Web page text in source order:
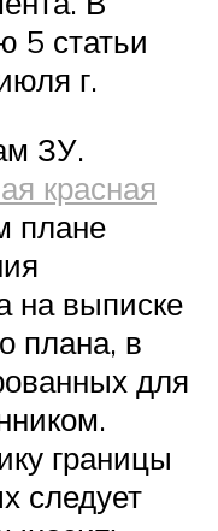
5 статьи
г.
ЗУ.
красная
плане
на выписке
плана, в
для
границы
следует